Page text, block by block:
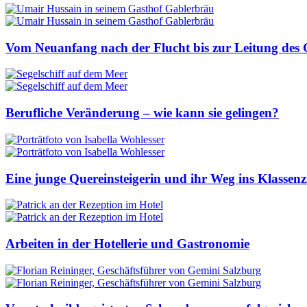
Vom Neuanfang nach der Flucht bis zur Leitung des
Berufliche Veränderung – wie kann sie gelingen?
Eine junge Quereinsteigerin und ihr Weg ins
Arbeiten in der Hotellerie und Gastronomie